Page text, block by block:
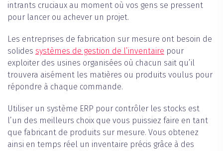
intrants cruciaux au moment où vos gens se pressent
pour lancer ou achever un projet.
Les entreprises de fabrication sur mesure ont besoin de
solides systèmes de gestion de l’inventaire pour
exploiter des usines organisées où chacun sait qu’il
trouvera aisément les matières ou produits voulus pour
répondre à chaque commande.
Utiliser un système ERP pour contrôler les stocks est
l’un des meilleurs choix que vous puissiez faire en tant
que fabricant de produits sur mesure. Vous obtenez
ainsi en temps réel un inventaire précis grâce à des